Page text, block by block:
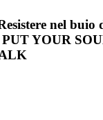
nel buio
PUT YOUR